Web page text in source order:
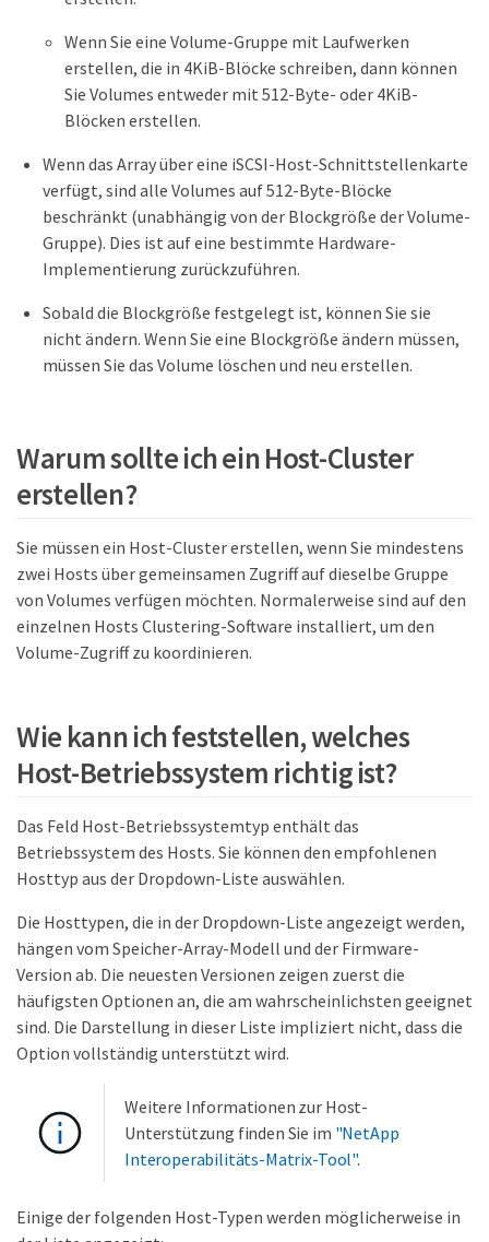
Wenn Sie eine Volume-Gruppe mit Laufwerken
erstellen, die in 4KiB-Blöcke schreiben, dann können
Sie Volumes entweder mit 512-Byte- oder 4KiB-
Blöcken erstellen.
Wenn das Array über eine iSCSI-Host-Schnittstellenkarte
verfügt, sind alle Volumes auf 512-Byte-Blöcke
beschränkt (unabhängig von der Blockgröße der Volume-
Gruppe). Dies ist auf eine bestimmte Hardware-
Implementierung zurückzuführen.
Sobald die Blockgröße festgelegt ist, können Sie sie
nicht ändern. Wenn Sie eine Blockgröße ändern müssen,
müssen Sie das Volume löschen und neu erstellen.
Warum sollte ich ein Host-Cluster
erstellen?
Sie müssen ein Host-Cluster erstellen, wenn Sie mindestens
zwei Hosts über gemeinsamen Zugriff auf dieselbe Gruppe
von Volumes verfügen möchten. Normalerweise sind auf den
einzelnen Hosts Clustering-Software installiert, um den
Volume-Zugriff zu koordinieren.
Wie kann ich feststellen, welches
Host-Betriebssystem richtig ist?
Das Feld Host-Betriebssystemtyp enthält das
Betriebssystem des Hosts. Sie können den empfohlenen
Hosttyp aus der Dropdown-Liste auswählen.
Die Hosttypen, die in der Dropdown-Liste angezeigt werden,
hängen vom Speicher-Array-Modell und der Firmware-
Version ab. Die neuesten Versionen zeigen zuerst die
häufigsten Optionen an, die am wahrscheinlichsten geeignet
sind. Die Darstellung in dieser Liste impliziert nicht, dass die
Option vollständig unterstützt wird.
Weitere Informationen zur Host-
Unterstützung finden Sie im "NetApp
Interoperabilitäts-Matrix-Tool".
Einige der folgenden Host-Typen werden möglicherweise in